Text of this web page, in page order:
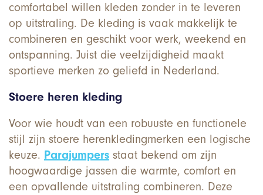
comfortabel willen kleden zonder in te leveren
op uitstraling. De kleding is vaak makkelijk te
combineren en geschikt voor werk, weekend en
ontspanning. Juist die veelzijdigheid maakt
sportieve merken zo geliefd in Nederland.
Stoere heren kleding
Voor wie houdt van een robuuste en functionele
stijl zijn stoere herenkledingmerken een logische
keuze. Parajumpers staat bekend om zijn
hoogwaardige jassen die warmte, comfort en
een opvallende uitstraling combineren. Deze